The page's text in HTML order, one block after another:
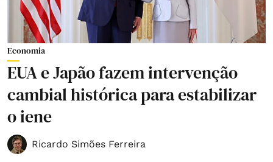
Economia
EUA e Japão fazem intervenção
cambial histórica para estabilizar
o iene
Ricardo Simões Ferreira